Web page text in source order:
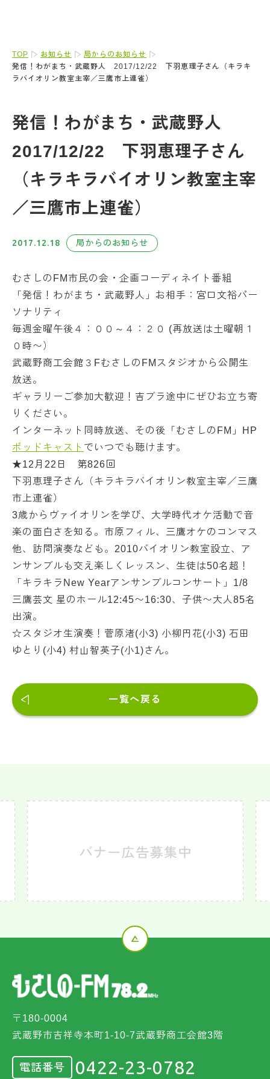
TOP お知らせ
局からのお知らせ
発信！わがまち・武蔵野人 2017/12/22 下羽恵理子さん（キラキ
ラバイオリン教室主宰／三鷹市上連雀）
発信！わがまち・武蔵野人
2017/12/22 下羽恵理子さん
（キラキラバイオリン教室主宰
／三鷹市上連雀）
2017.12.18 局からのお知らせ
むさしのFM市民の会・企画コーディネイト番組
「発信！わがまち・武蔵野人」お相手：宮口文裕パー
ソナリティ
毎週金曜午後４：００～４：２０ (再放送は土曜朝１
０時〜）
武蔵野商工会館３FむさしのFMスタジオから公開生
放送。
ギャラリーご参加大歓迎！吉ブラ途中にぜひお立ち寄
りください。
インターネット同時放送、その後「むさしのFM」HP
ポッドキャスト でいつでも聴けます。
★12月22日 第826回
下羽恵理子さん（キラキラバイオリン教室主宰／三鷹
市上連雀）
3歳からヴァイオリンを学び、大学時代オケ活動で音
楽の面白さを知る。市原フィル、三鷹オケのコンマス
他、訪問演奏なども。2010バイオリン教室設立、ア
ンサンブルも交え楽しくレッスン、生徒は50名超！
「キラキラNew Yearアンサンブルコンサート」1/8
三鷹芸文 星のホール12:45〜16:30、子供〜大人85名
出演。
☆スタジオ生演奏！菅原渚(小3) 小柳円花(小3) 石田
ゆとり(小4) 村山智英子(小1)さん。
一覧へ戻る
〒180-0004
武蔵野市吉祥寺本町1-10-7武蔵野商工会館3階
電話番号 0422-23-0782